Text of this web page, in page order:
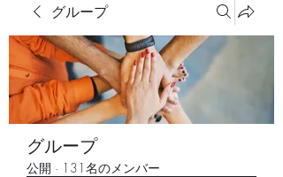
グループ
グループ
公開 · 131名のメンバー